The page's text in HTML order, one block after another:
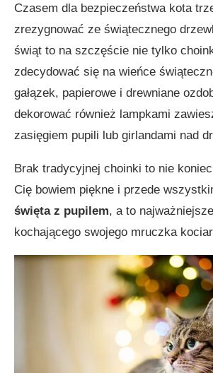
Czasem dla bezpieczeństwa kota
zrezygnować ze świątecznego
świąt to na szczęście nie tylko
zdecydować się na wieńce
gałązek, papierowe i drewniane
dekorować również lampkami
zasięgiem pupili lub girlandami nad
Brak tradycyjnej choinki to nie
Cię bowiem piękne i przede
święta z pupilem, a to
kochającego swojego mruczka